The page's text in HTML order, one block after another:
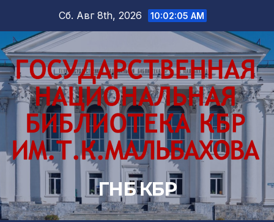
содержимому
Сб. Авг 8th, 2026 10:02:07 AM
ГНБ КБР